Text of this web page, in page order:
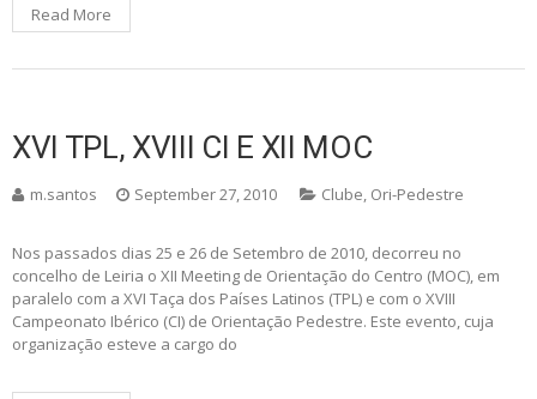
Read More
XVI TPL, XVIII CI E XII MOC
m.santos September 27, 2010 Clube, Ori-Pedestre
Nos passados dias 25 e 26 de Setembro de 2010, decorreu no
concelho de Leiria o XII Meeting de Orientação do Centro (MOC), em
paralelo com a XVI Taça dos Países Latinos (TPL) e com o XVIII
Campeonato Ibérico (CI) de Orientação Pedestre. Este evento, cuja
organização esteve a cargo do